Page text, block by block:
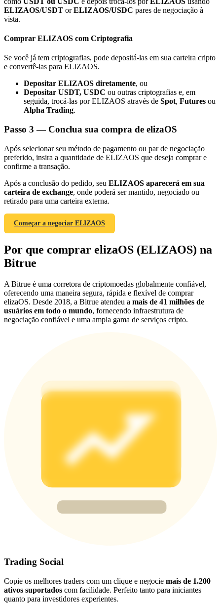
Indicação
Convide um amigo para receber recompensas em dinheiro
BTC Welcome Rewards
BTC Welcome Rewards
Deposit & Trade BTC to Share 25000 USDT prize pool!
Deposit CASHCAT & Win
Share 500000 CASHCAT prize pool
Register & Trade to Win 500,000 USDT
Trade Gold & Silver · 33,333 USDT Bonus
USDT New User Exclusive 10% APR
USDT Flexible Staking | Daily Rewards
BTC Flexible Staking | Daily Rewards
ELIZAOS/USDT orELIZAOS/USDC pares de negociação à
vista.
Comprar ELIZAOS com Criptografia
Se você já tem criptografias, pode depositá-las em sua carteira cripto
e convertê-las para ELIZAOS.
Depositar ELIZAOS diretamente, ou
Depositar USDT, USDC ou outras criptografias e, em
seguida, trocá-las por ELIZAOS através de Spot, Futures ou
Alpha Trading.
Passo 3 — Conclua sua compra de elizaOS
Após selecionar seu método de pagamento ou par de negociação
preferido, insira a quantidade de ELIZAOS que deseja comprar e
confirme a transação.
Após a conclusão do pedido, seu ELIZAOS aparecerá em sua
carteira de exchange, onde poderá ser mantido, negociado ou
retirado para uma carteira externa.
Começar a negociar ELIZAOS
Por que comprar elizaOS (ELIZAOS) na
Bitrue
A Bitrue é uma corretora de criptomoedas globalmente confiável,
oferecendo uma maneira segura, rápida e flexível de comprar
elizaOS. Desde 2018, a Bitrue atendeu a mais de 41 milhões de
usuários em todo o mundo, fornecendo infraestrutura de
negociação confiável e uma ampla gama de serviços cripto.
Trading Social
Copie os melhores traders com um clique e negocie mais de 1.200
ativos suportados com facilidade. Perfeito tanto para iniciantes
quanto para investidores experientes.